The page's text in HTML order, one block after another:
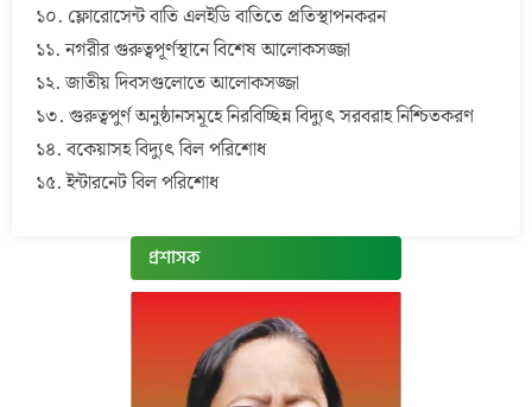
১০. ফ্লোরোসেন্ট বাতি এলইডি বাতিতে প্রতিস্থাপনকরন
১১. নগরীর গুরুত্বপূর্ণস্থানে বিশেষ আলোকসজ্জা
১২. জাতীয় দিবসগুলোতে আলোকসজ্জা
১৩. গুরুত্বপুর্ণ অনুষ্ঠানসমূহে নিরবিচ্ছিন্ন বিদ্যুৎ সরবরাহ নিশ্চিতকরণ
১৪. বকেয়াসহ বিদ্যুৎ বিল পরিশোধ
১৫. ইন্টারনেট বিল পরিশোধ
প্রশাসক